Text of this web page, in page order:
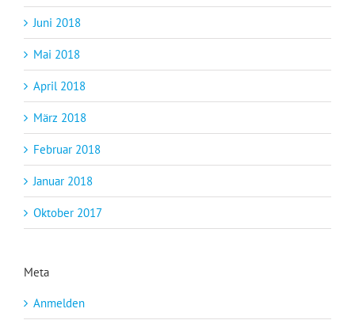
Juni 2018
Mai 2018
April 2018
März 2018
Februar 2018
Januar 2018
Oktober 2017
Meta
Anmelden